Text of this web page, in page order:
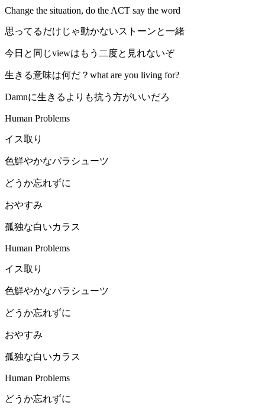
Change the situation, do the ACT say the word
思ってるだけじゃ動かないストーンと一緒
今日と同じviewはもう二度と見れないぞ
生きる意味は何だ？what are you living for?
Damnに生きるよりも抗う方がいいだろ
Human Problems
イス取り
色鮮やかなパラシューツ
どうか忘れずに
おやすみ
孤独な白いカラス
Human Problems
イス取り
色鮮やかなパラシューツ
どうか忘れずに
おやすみ
孤独な白いカラス
Human Problems
どうか忘れずに